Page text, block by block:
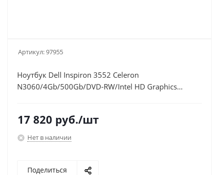
Артикул:97955
Ноутбук Dell Inspiron 3552 Celeron
N3060/4Gb/500Gb/DVD-RW/Intel HD Graphics
17 820 руб./шт
Нет в наличии
Поделиться